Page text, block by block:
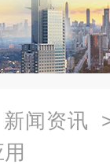
新闻资讯